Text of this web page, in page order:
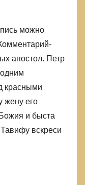
можно
апостол. Петр
красными
жену его
и быста
вскреси